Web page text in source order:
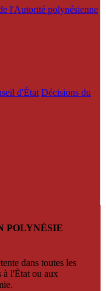
l'Autorité polynésienne
d'État Décisions du
POLYNÉSIE
dans toutes les
à l'État ou aux